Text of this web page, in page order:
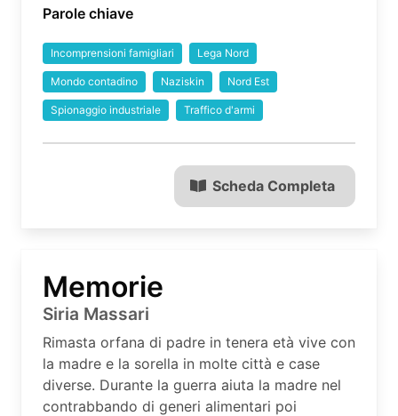
Parole chiave
Incomprensioni famigliari Lega Nord
Mondo contadino Naziskin Nord Est
Spionaggio industriale Traffico d'armi
Scheda Completa
Memorie
Siria Massari
Rimasta orfana di padre in tenera età vive con
la madre e la sorella in molte città e case
diverse. Durante la guerra aiuta la madre nel
contrabbando di generi alimentari poi